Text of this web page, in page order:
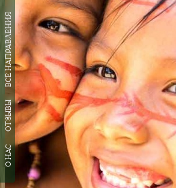
ВСЕ НАПРАВЛЕНИЯ
ОТЗЫВЫ
О НАС